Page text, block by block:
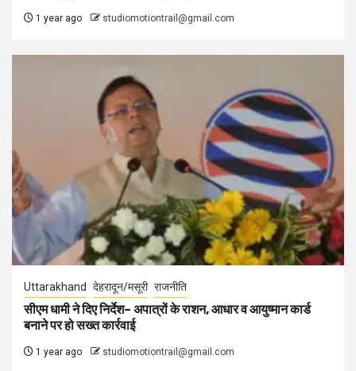
1 year ago studiomotiontrail@gmail.com
Uttarakhand देहरादून/मसूरी राजनीति
सीएम धामी ने दिए निर्देश– अपात्रों के राशन, आधार व आयुष्मान कार्ड
बनाने पर हो सख्त कार्रवाई
1 year ago studiomotiontrail@gmail.com